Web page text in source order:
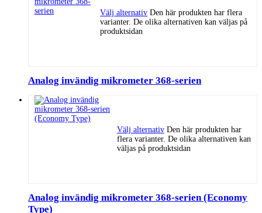
Välj alternativ Den här produkten har flera
varianter. De olika alternativen kan väljas på
produktsidan
Analog invändig mikrometer 368-serien
Välj alternativ Den här produkten har
flera varianter. De olika alternativen kan
väljas på produktsidan
Analog invändig mikrometer 368-serien (Economy
Type)